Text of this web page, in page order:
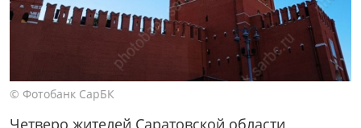
© Фотобанк СарБК
Четверо жителей Саратовской области